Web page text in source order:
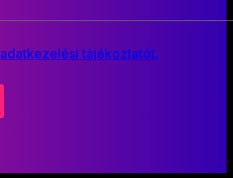
adatkezelési tájékoztatót.